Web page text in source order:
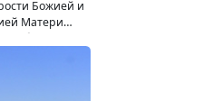
Божией и
Матери
(в